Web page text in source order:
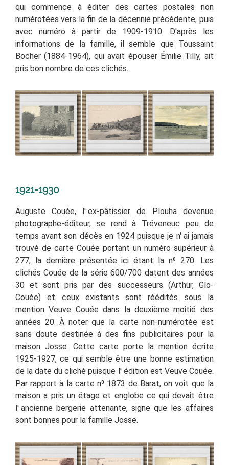
qui commence à éditer des cartes postales non
numérotées vers la fin de la décennie précédente, puis
avec numéro à partir de 1909-1910. D'après les
informations de la famille, il semble que Toussaint
Bocher (1884-1964), qui avait épouser Émilie Tilly, ait
pris bon nombre de ces clichés.
1921-1930
Auguste Couée, l' ex-pâtissier de Plouha devenue
photographe-éditeur, se rend à Tréveneuc peu de
temps avant son décès en 1924 puisque je n' ai jamais
trouvé de carte Couée portant un numéro supérieur à
277, la dernière présentée ici étant la n⁰ 270. Les
clichés Couée de la série 600/700 datent des années
30 et sont pris par des successeurs (Arthur, Glo-
Couée) et ceux existants sont réédités sous la
mention Veuve Couée dans la deuxième moitié des
années 20. À noter que la carte non-numérotée est
sans doute destinée à des fins publicitaires pour la
maison Josse. Cette carte porte la mention écrite
1925-1927, ce qui semble être une bonne estimation
de la date du cliché puisque l' édition est Veuve Couée.
Par rapport à la carten⁰ 1873 de Barat, on voit que la
maison a pris un étage et englobe ce qui devait être
l' ancienne bergerie attenante, signe que les affaires
sont bonnes pour la famille Josse.